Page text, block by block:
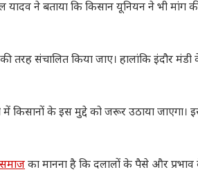
ने बताया कि किसान यूनियन ने भी मांग
तरह संचालित किया जाए। हालांकि इंदौर
में किसानों के इस मुद्दे को जरूर उठाया
समाजका मानना है कि दलालों के पैसे और